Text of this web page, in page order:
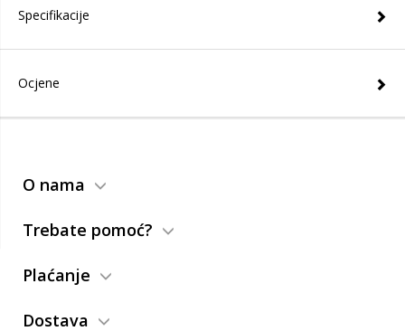
Specifikacije
Ocjene
O nama
Trebate pomoć?
Plaćanje
Dostava